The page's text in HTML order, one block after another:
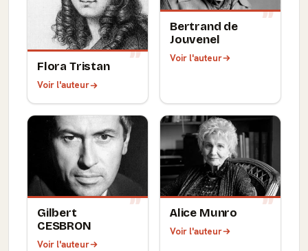
Flora Tristan
Voir l'auteur
Bertrand de
Jouvenel
Voir l'auteur
Gilbert
CESBRON
Voir l'auteur
Alice Munro
Voir l'auteur